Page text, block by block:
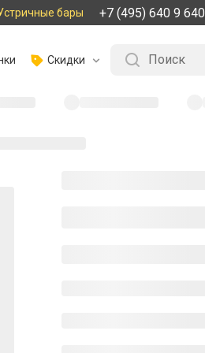
бары +7 (495) 640 9 640
Скидки